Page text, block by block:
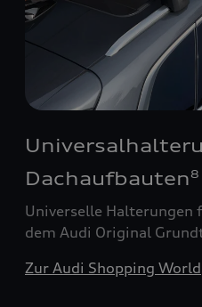
Dachaufbauten8
Universelle Halterungen
dem Audi Original
Zur Audi Shopping World